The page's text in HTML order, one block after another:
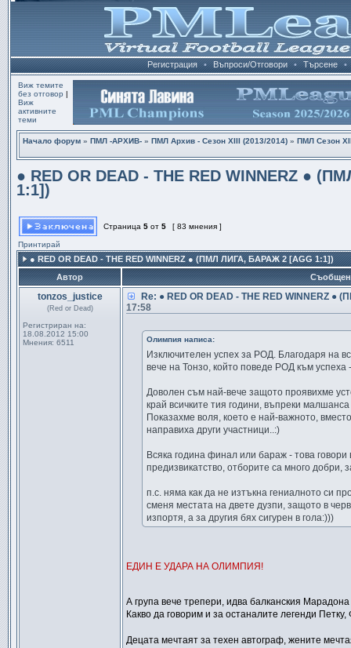
Регистрация • Въпроси/Отговори • Търсене •
Виж темите
без отговор |
Виж
активните
теми
Начало форум » ПМЛ -АРХИВ- » ПМЛ Архив - Сезон ХІІІ (2013/2014) » ПМЛ Сезон
● RED OR DEAD - THE RED WINNERZ ●
1:1])
Страница 5 от 5 [ 83 мнения ]
Принтирай
● RED OR DEAD - THE RED WINNERZ ● (ПМЛ ЛИГА, БАРАЖ 2 [AGG 1:1])
Автор
tonzos_justice
(Red or Dead)
Регистриран на:
18.08.2012 15:00
Мнения: 6511
Re: ● RED OR DEAD - THE RED WINNERZ
17:58
Олимпия написа:
Изключителен успех за РОД. Благодаря на
вече на Тонзо, който поведе РОД към
Доволен съм най-вече защото проявихме
край всичките тия години, въпреки
Показахме воля, което е най-важното,
направиха други участници..:)
Всяка година финал или бараж - това говори
предизвикатство, отборите са много добри,
п.с. няма как да не изтъкна гениалното си
сменя местата на двете дузпи, защото в
изпортя, а за другия бях сигурен в гола:)))
ЕДИН Е УДАРА НА ОЛИМПИЯ!
А група вече трепери, идва балканския Марадона
Какво да говорим и за останалите легенди
Децата мечтаят за техен автограф, жените